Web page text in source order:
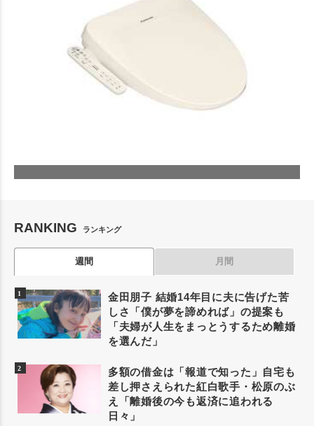
RANKING ランキング
週間 月間
金田朋子 結婚14年目に夫に告げた苦
しさ「僕が夢を諦めれば」の提案も
「夫婦が人生をまっとうするため離婚
を選んだ」
多額の借金は「報道で知った」自宅も
差し押さえられた紅白歌手・松原のぶ
え「離婚後の今も返済に追われる
日々」